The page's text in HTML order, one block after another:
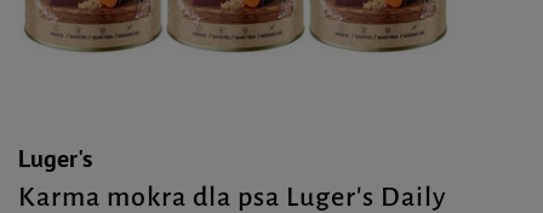
Luger's
Karma mokra dla psa Luger's Daily